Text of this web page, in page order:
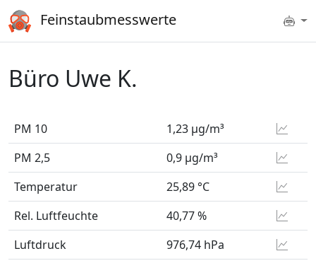
Feinstaubmesswerte
Büro Uwe K.
PM 10
1,23 µg/m³
PM 2,5
0,9 µg/m³
Temperatur
25,89 °C
Rel. Luftfeuchte
40,77 %
Luftdruck
976,74 hPa